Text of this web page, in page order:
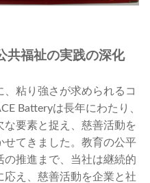
共福祉の実践の深化
粘り強さが求められるコ
Batteryは長年にわたり、
要素と捉え、慈善活動を
せてきました。教育の公平
推進まで、当社は継続的
え、慈善活動を企業と社